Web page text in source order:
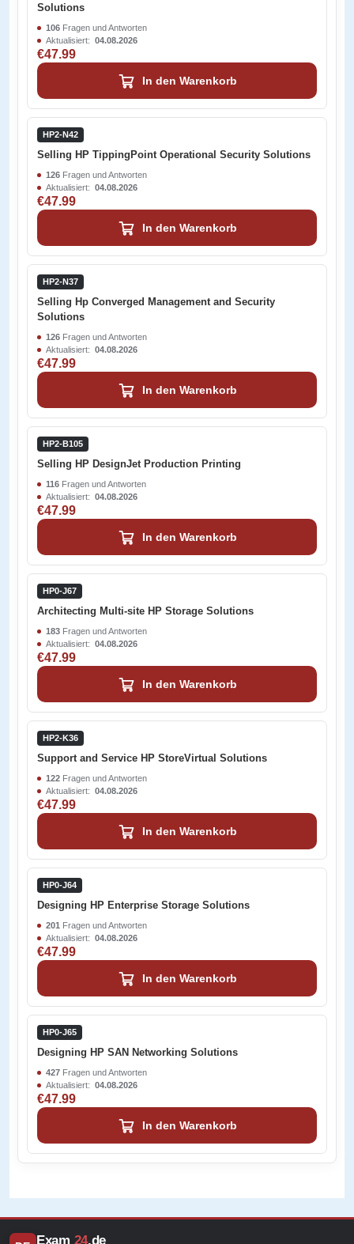
Solutions
106 Fragen und Antworten
Aktualisiert: 04.08.2026
€47.99
In den Warenkorb
HP2-N42
Selling HP TippingPoint Operational Security Solutions
126 Fragen und Antworten
Aktualisiert: 04.08.2026
€47.99
In den Warenkorb
HP2-N37
Selling Hp Converged Management and Security
Solutions
126 Fragen und Antworten
Aktualisiert: 04.08.2026
€47.99
In den Warenkorb
HP2-B105
Selling HP DesignJet Production Printing
116 Fragen und Antworten
Aktualisiert: 04.08.2026
€47.99
In den Warenkorb
HP0-J67
Architecting Multi-site HP Storage Solutions
183 Fragen und Antworten
Aktualisiert: 04.08.2026
€47.99
In den Warenkorb
HP2-K36
Support and Service HP StoreVirtual Solutions
122 Fragen und Antworten
Aktualisiert: 04.08.2026
€47.99
In den Warenkorb
HP0-J64
Designing HP Enterprise Storage Solutions
201 Fragen und Antworten
Aktualisiert: 04.08.2026
€47.99
In den Warenkorb
HP0-J65
Designing HP SAN Networking Solutions
427 Fragen und Antworten
Aktualisiert: 04.08.2026
€47.99
In den Warenkorb
Exam 24.de